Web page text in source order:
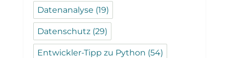
Datenanalyse (19)
Datenschutz (29)
Entwickler-Tipp zu Python (54)